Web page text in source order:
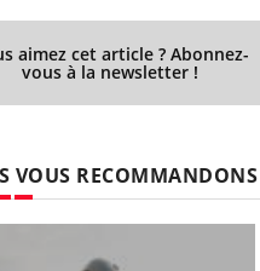
aimez cet article ? Abonnez-
vous à la newsletter !
VOUS RECOMMANDONS